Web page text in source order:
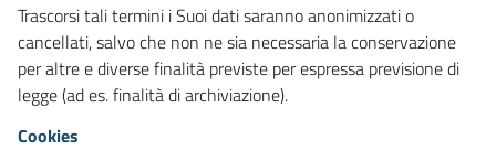
Trascorsi tali termini i Suoi dati saranno anonimizzati o
cancellati, salvo che non ne sia necessaria la conservazione
per altre e diverse finalità previste per espressa previsione di
legge (ad es. finalità di archiviazione).
Cookies